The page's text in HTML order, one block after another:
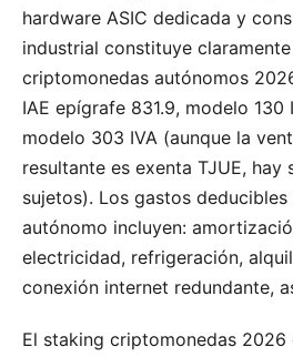
hardware ASIC dedicada y
industrial constituye
criptomonedas autónomos
IAE epígrafe 831.9, modelo 130
modelo 303 IVA (aunque la
resultante es exenta TJUE, hay
sujetos). Los gastos
autónomo incluyen:
electricidad, refrigeración,
conexión internet redundante,
El staking criptomonedas